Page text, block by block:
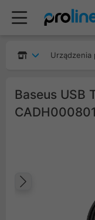
Urządzenia
Baseus USB
CADH000801